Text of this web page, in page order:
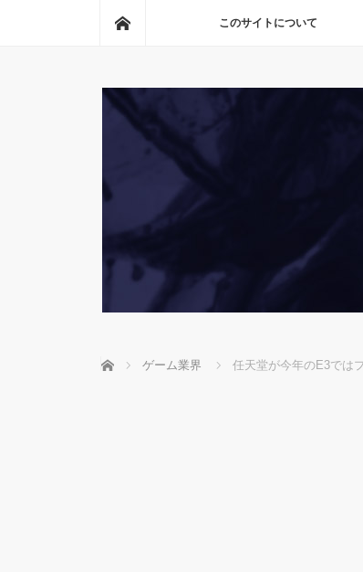
このサイトについて
ホーム ゲーム業界 任天堂が今年のE3では